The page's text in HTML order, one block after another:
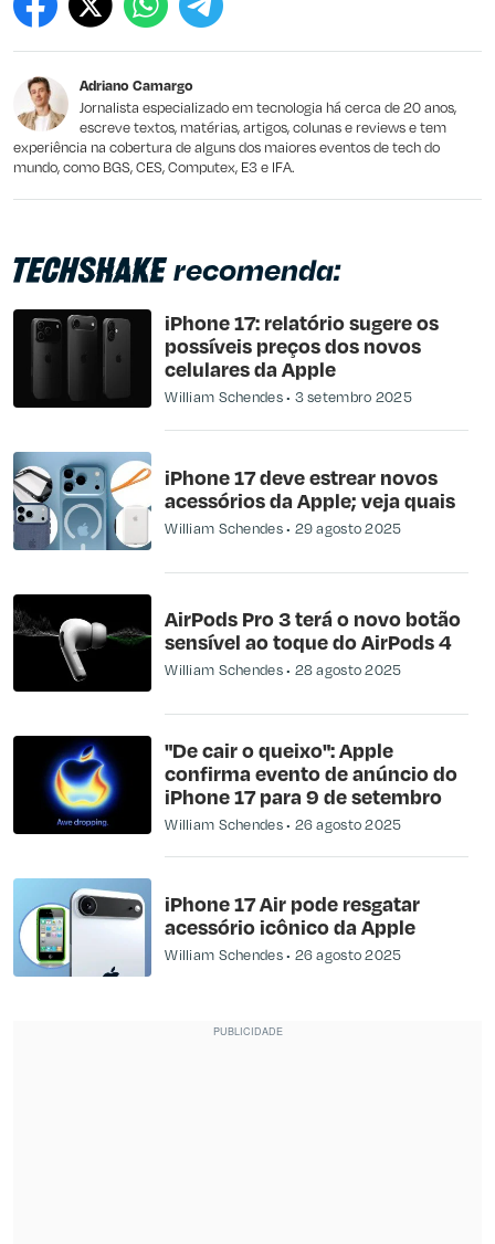
Este conteúdo contém informação incorreta
Outro
Adriano Camargo
Jornalista especializado em tecnologia há cerca de 20 anos,
escreve textos, matérias, artigos, colunas e reviews e tem
experiência na cobertura de alguns dos maiores eventos de tech do
mundo, como BGS, CES, Computex, E3 e IFA.
recomenda:
iPhone 17: relatório sugere os
possíveis preços dos novos
celulares da Apple
William Schendes 3 setembro 2025
iPhone 17 deve estrear novos
acessórios da Apple; veja quais
William Schendes 29 agosto 2025
AirPods Pro 3 terá o novo botão
sensível ao toque do AirPods 4
William Schendes 28 agosto 2025
"De cair o queixo": Apple
confirma evento de anúncio do
iPhone 17 para 9 de setembro
William Schendes 26 agosto 2025
iPhone 17 Air pode resgatar
acessório icônico da Apple
William Schendes 26 agosto 2025